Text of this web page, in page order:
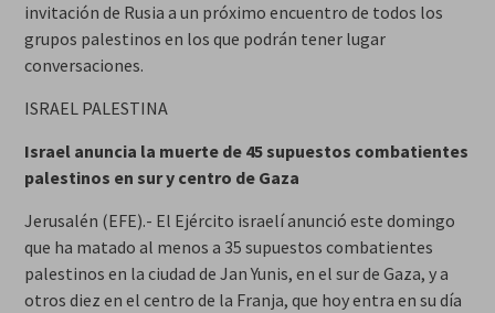
invitación de Rusia a un próximo encuentro de todos los
grupos palestinos en los que podrán tener lugar
conversaciones.
ISRAEL PALESTINA
Israel anuncia la muerte de 45 supuestos combatientes
palestinos en sur y centro de Gaza
Jerusalén (EFE).- El Ejército israelí anunció este domingo
que ha matado al menos a 35 supuestos combatientes
palestinos en la ciudad de Jan Yunis, en el sur de Gaza, y a
otros diez en el centro de la Franja, que hoy entra en su día